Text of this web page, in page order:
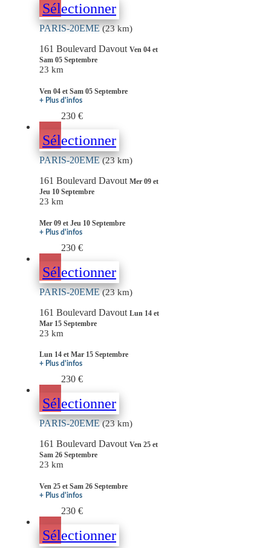
Sélectionner
PARIS-20EME(23 km)
161 Boulevard Davout Ven 04 et
Sam 05 Septembre
23 km
Ven 04 et Sam 05 Septembre
+ Plus d'infos
230 €
Sélectionner
PARIS-20EME(23 km)
161 Boulevard Davout Mer 09 et
Jeu 10 Septembre
23 km
Mer 09 et Jeu 10 Septembre
+ Plus d'infos
230 €
Sélectionner
PARIS-20EME(23 km)
161 Boulevard Davout Lun 14 et
Mar 15 Septembre
23 km
Lun 14 et Mar 15 Septembre
+ Plus d'infos
230 €
Sélectionner
PARIS-20EME(23 km)
161 Boulevard Davout Ven 25 et
Sam 26 Septembre
23 km
Ven 25 et Sam 26 Septembre
+ Plus d'infos
230 €
Sélectionner